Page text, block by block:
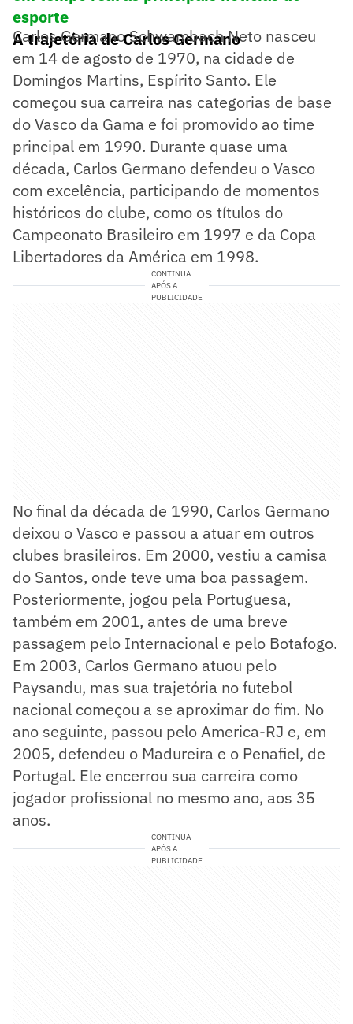
esporte
A trajetória de Carlos Germano
Carlos Germano Schwambach Neto nasceu
em 14 de agosto de 1970, na cidade de
Domingos Martins, Espírito Santo. Ele
começou sua carreira nas categorias de base
do Vasco da Gama e foi promovido ao time
principal em 1990. Durante quase uma
década, Carlos Germano defendeu o Vasco
com excelência, participando de momentos
históricos do clube, como os títulos do
Campeonato Brasileiro em 1997 e da Copa
Libertadores da América em 1998.
CONTINUA
APÓS A
PUBLICIDADE
No final da década de 1990, Carlos Germano
deixou o Vasco e passou a atuar em outros
clubes brasileiros. Em 2000, vestiu a camisa
do Santos, onde teve uma boa passagem.
Posteriormente, jogou pela Portuguesa,
também em 2001, antes de uma breve
passagem pelo Internacional e pelo Botafogo.
Em 2003, Carlos Germano atuou pelo
Paysandu, mas sua trajetória no futebol
nacional começou a se aproximar do fim. No
ano seguinte, passou pelo America-RJ e, em
2005, defendeu o Madureira e o Penafiel, de
Portugal. Ele encerrou sua carreira como
jogador profissional no mesmo ano, aos 35
anos.
CONTINUA
APÓS A
PUBLICIDADE